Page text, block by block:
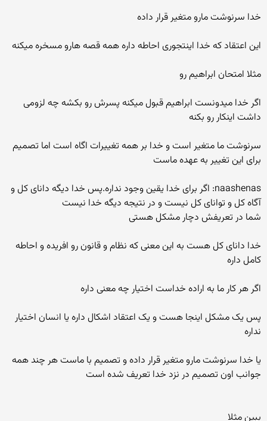
خدا سرنوشت مارو متغیر قرار داده
این اعتقاد که خدا اینتجوری احاطه داره همه قصه هارو مسخره میکنه
مثلا امتحان ابراهیم رو
اگر خدا میدونست ابراهیم قبول میکنه پسرش رو بکشه چه لزومی
داشت اینکار رو بکنه
سرنوشت ما متغیر است و خدا بر همه تغییرات اگاه است اما تصمیم
برای این تغییر به عهده ماست
naashenas: اگر برای خدا یقین وجود نداره.پس خدا دیگه دانای کل و
آگاه کل و توانای کل نیست و در نتیجه دیگه خدا نیست
شما در تعریفش دچار مشکل هستی
خدا دانای کل هست به این معنی که نظام و قانون رو افریده و احاطه
کامل داره
اگر هر کار ما به اراده خداست اختیار چه معنی داره
پس یک مشکل اینجا هست و یک اعتقاد اشکال داره یا انسان اختیار
نداره
یا خدا سرنوشت مارو متغیر قرار داده و تصمیم با ماست هر چند همه
جوانب اون تصمیم در نزد خدا تعریف شده است
ببین مثلا